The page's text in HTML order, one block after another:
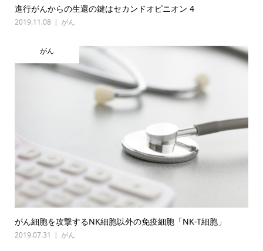
進行がんからの生還の鍵はセカンドオピニオン 4
2019.11.08 がん
がん
がん細胞を攻撃するNK細胞以外の免疫細胞「NK-T細胞」
2019.07.31 がん